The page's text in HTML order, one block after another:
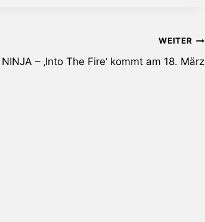
WEITER
NINJA – ‚Into The Fire‘ kommt am 18. März